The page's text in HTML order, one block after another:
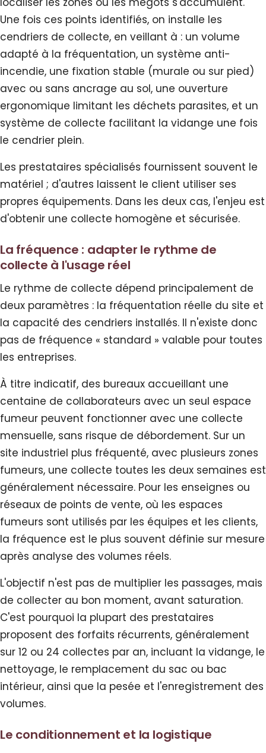
Une fois ces points identifiés, on installe les
cendriers de collecte, en veillant à : un volume
adapté à la fréquentation, un système anti-
incendie, une fixation stable (murale ou sur pied)
avec ou sans ancrage au sol, une ouverture
ergonomique limitant les déchets parasites, et un
système de collecte facilitant la vidange une fois
le cendrier plein.
Les prestataires spécialisés fournissent souvent le
matériel ; d'autres laissent le client utiliser ses
propres équipements. Dans les deux cas, l'enjeu est
d'obtenir une collecte homogène et sécurisée.
La fréquence : adapter le rythme de
collecte à l'usage réel
Le rythme de collecte dépend principalement de
deux paramètres : la fréquentation réelle du site et
la capacité des cendriers installés. Il n'existe donc
pas de fréquence « standard » valable pour toutes
les entreprises.
À titre indicatif, des bureaux accueillant une
centaine de collaborateurs avec un seul espace
fumeur peuvent fonctionner avec une collecte
mensuelle, sans risque de débordement. Sur un
site industriel plus fréquenté, avec plusieurs zones
fumeurs, une collecte toutes les deux semaines est
généralement nécessaire. Pour les enseignes ou
réseaux de points de vente, où les espaces
fumeurs sont utilisés par les équipes et les clients,
la fréquence est le plus souvent définie sur mesure
après analyse des volumes réels.
L'objectif n'est pas de multiplier les passages, mais
de collecter au bon moment, avant saturation.
C'est pourquoi la plupart des prestataires
proposent des forfaits récurrents, généralement
sur 12 ou 24 collectes par an, incluant la vidange, le
nettoyage, le remplacement du sac ou bac
intérieur, ainsi que la pesée et l'enregistrement des
volumes.
Le conditionnement et la logistique